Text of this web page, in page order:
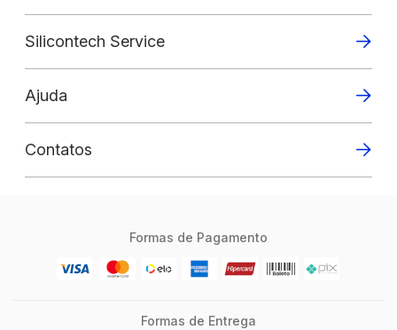
Silicontech Service
Ajuda
Contatos
Formas de Pagamento
Formas de Entrega